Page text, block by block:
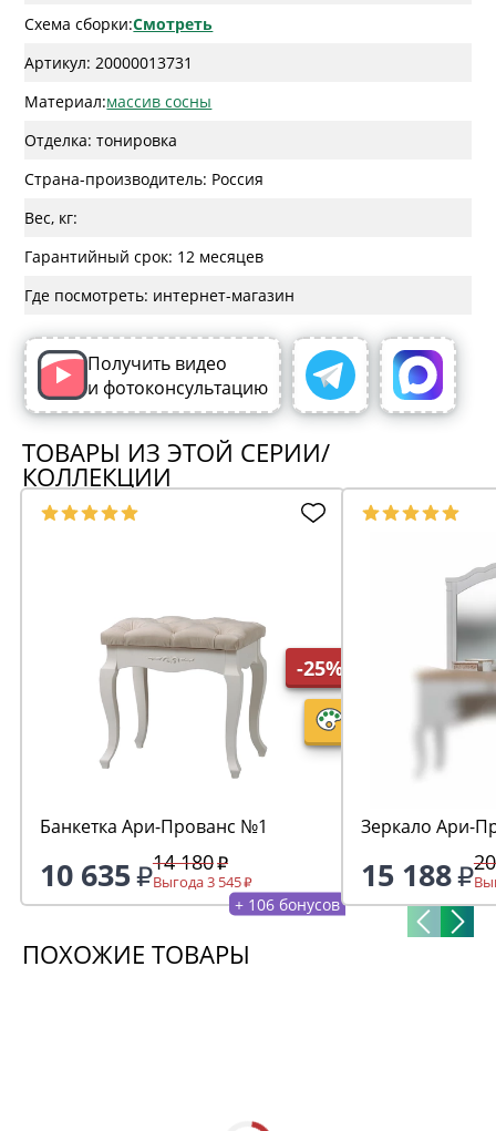
Схема сборки:Смотреть
Артикул: 20000013731
Материал:массив сосны
Отделка: тонировка
Страна-производитель: Россия
Вес, кг:
Гарантийный срок: 12 месяцев
Где посмотреть: интернет-магазин
Получить видео
и фотоконсультацию
ТОВАРЫ ИЗ ЭТОЙ СЕРИИ/
КОЛЛЕКЦИИ
-25%
Банкетка Ари-Прованс №1
10 635 14 180
Выгода 3 545
+ 106 бонусов
Зеркало Ари-
15 188
ПОХОЖИЕ ТОВАРЫ